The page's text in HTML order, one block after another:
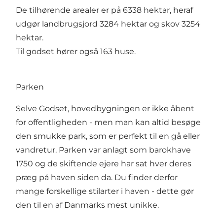
De tilhørende arealer er på 6338 hektar, heraf
udgør landbrugsjord 3284 hektar og skov 3254
hektar.
Til godset hører også 163 huse.
Parken
Selve Godset, hovedbygningen er ikke åbent
for offentligheden - men man kan altid besøge
den smukke park, som er perfekt til en gå eller
vandretur. Parken var anlagt som barokhave
1750 og de skiftende ejere har sat hver deres
præg på haven siden da. Du finder derfor
mange forskellige stilarter i haven - dette gør
den til en af Danmarks mest unikke.